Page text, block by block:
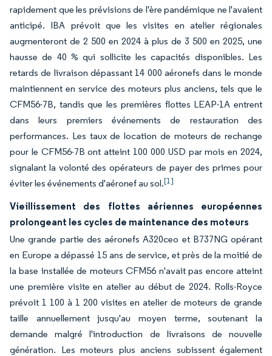
rapidement que les prévisions de l'ère pandémique ne l'avaient
anticipé. IBA prévoit que les visites en atelier régionales
augmenteront de 2 500 en 2024 à plus de 3 500 en 2025, une
hausse de 40 % qui sollicite les capacités disponibles. Les
retards de livraison dépassant 14 000 aéronefs dans le monde
maintiennent en service des moteurs plus anciens, tels que le
CFM56-7B, tandis que les premières flottes LEAP-1A entrent
dans leurs premiers événements de restauration des
performances. Les taux de location de moteurs de rechange
pour le CFM56-7B ont atteint 100 000 USD par mois en 2024,
signalant la volonté des opérateurs de payer des primes pour
éviter les événements d'aéronef au sol.[1]
Vieillissement des flottes aériennes européennes
prolongeant les cycles de maintenance des moteurs
Une grande partie des aéronefs A320ceo et B737NG opérant
en Europe a dépassé 15 ans de service, et près de la moitié de
la base installée de moteurs CFM56 n'avait pas encore atteint
une première visite en atelier au début de 2024. Rolls-Royce
prévoit 1 100 à 1 200 visites en atelier de moteurs de grande
taille annuellement jusqu'au moyen terme, soutenant la
demande malgré l'introduction de livraisons de nouvelle
génération. Les moteurs plus anciens subissent également